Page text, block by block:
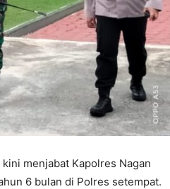
menjabat Kapolres Nagan
6 bulan di Polres setempat.